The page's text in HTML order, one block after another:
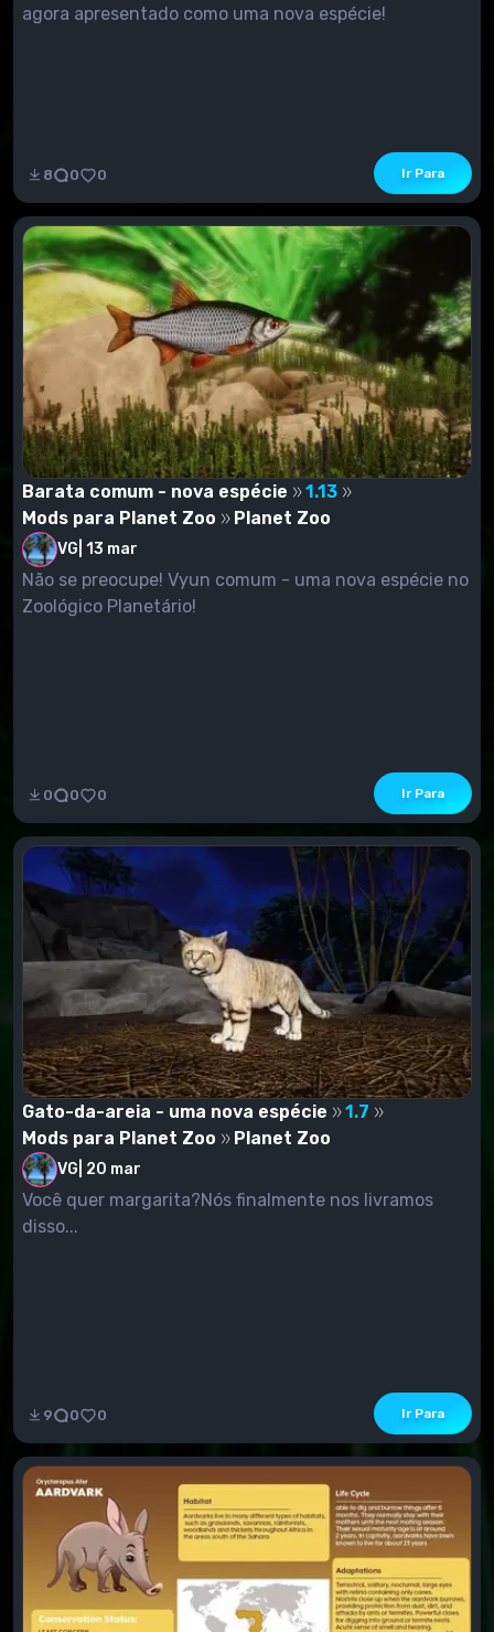
agora apresentado como uma nova espécie!
8 0 0 Ir Para
Barata comum - nova espécie
1.13
Mods para Planet Zoo
Planet Zoo
VG 13 mar
Não se preocupe! Vyun comum - uma nova espécie no
Zoológico Planetário!
0 0 0 Ir Para
Gato-da-areia - uma nova espécie
1.7
Mods para Planet Zoo
Planet Zoo
VG 20 mar
Você quer margarita?Nós finalmente nos livramos
disso...
9 0 0 Ir Para